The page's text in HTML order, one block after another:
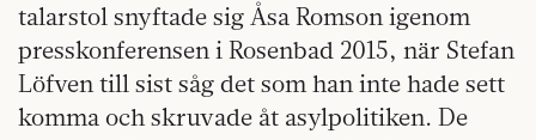
talarstol snyftade sig Åsa Romson igenom
presskonferensen i Rosenbad 2015, när Stefan
Löfven till sist såg det som han inte hade sett
komma och skruvade åt asylpolitiken. De